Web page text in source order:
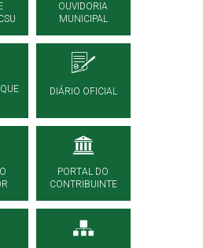
OUVIDORIA
MUNICIPAL
DIÁRIO OFICIAL
PORTAL DO
CONTRIBUINTE